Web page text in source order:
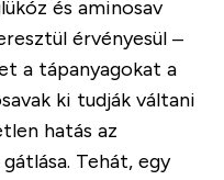
és aminosav
érvényesül –
a tápanyagokat a
ki tudják váltani
hatás az
Tehát, egy